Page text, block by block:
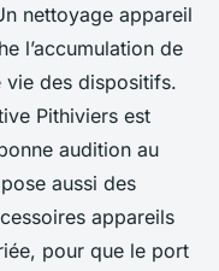
nettoyage appareil
l’accumulation de
vie des dispositifs.
Pithiviers est
audition au
aussi des
appareils
pour que le port